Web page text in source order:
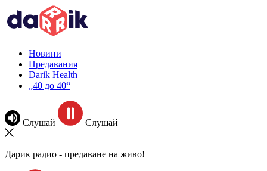
Новини
Предавания
Darik Health
„40 до 40“
Слушай Слушай
Дарик радио - предаване на живо!